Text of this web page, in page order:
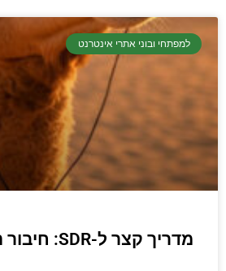
למפתחי ובוני אתרי אינטרנט
מדריך קצר ל-SDR: חיבור הרדיו למחשב